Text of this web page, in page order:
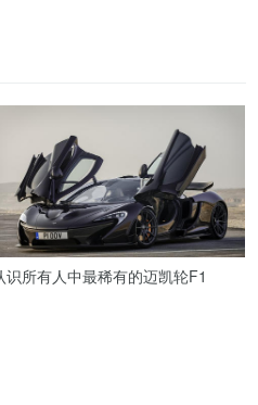
识所有人中最稀有的迈凯轮F1